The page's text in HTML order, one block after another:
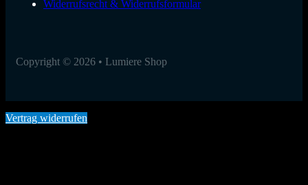
Widerrufsrecht & Widerrufsformular
Copyright © 2026 • Lumiere Shop
Vertrag widerrufen